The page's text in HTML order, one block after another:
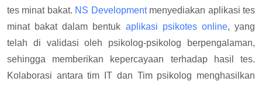
tes minat bakat. NS Developmentmenyediakan aplikasi tes
minat bakat dalam bentuk aplikasi psikotes online, yang
telah di validasi oleh psikolog-psikolog berpengalaman,
sehingga memberikan kepercayaan terhadap hasil tes.
Kolaborasi antara tim IT dan Tim psikolog menghasilkan